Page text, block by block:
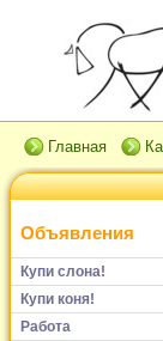
Главная
Объявления
Купи слона!
Купи коня!
Работа